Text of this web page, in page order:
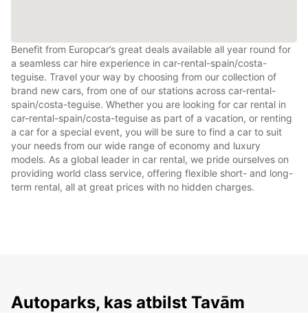
Benefit from Europcar’s great deals available all year round for
a seamless car hire experience in car-rental-spain/costa-
teguise. Travel your way by choosing from our collection of
brand new cars, from one of our stations across car-rental-
spain/costa-teguise. Whether you are looking for car rental in
car-rental-spain/costa-teguise as part of a vacation, or renting
a car for a special event, you will be sure to find a car to suit
your needs from our wide range of economy and luxury
models. As a global leader in car rental, we pride ourselves on
providing world class service, offering flexible short- and long-
term rental, all at great prices with no hidden charges.
Autoparks, kas atbilst Tavām